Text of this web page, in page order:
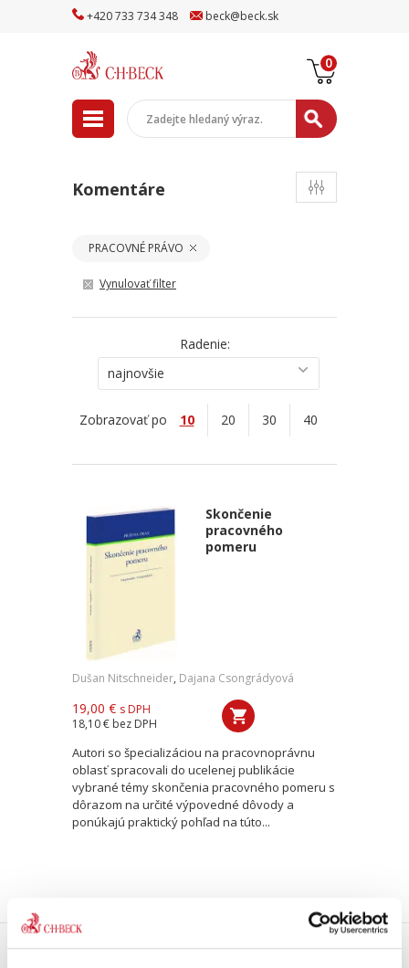
+420733 734348 beck@beck.sk
0
Komentáre
PRACOVNÉ PRÁVO
Vynulovať filter
Radenie:
najnovšie
Zobrazovať po 10 20 30 40
Skončenie
pracovného
pomeru
Dušan Nitschneider, Dajana Csongrádyová
19,00 € s DPH
18,10 € bez DPH
Autori so špecializáciou na pracovnoprávnu
oblasť spracovali do ucelenej publikácie
vybrané témy skončenia pracovného pomeru s
dôrazom na určité výpovedné dôvody a
ponúkajú praktický pohľad na túto...